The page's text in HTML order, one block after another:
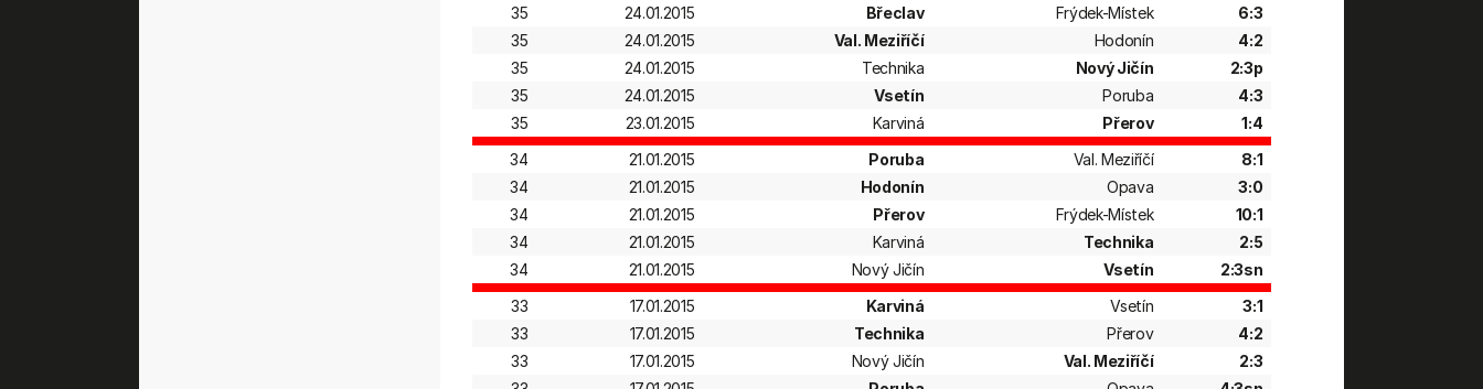
35
24.01.2015 Břeclav Frýdek-Místek
6:3
35
24.01.2015 Val. Meziříčí Hodonín
4:2
35
24.01.2015 Technika Nový Jičín
2:3p
35
24.01.2015 Vsetín Poruba
4:3
35
23.01.2015 Karviná Přerov
1:4
34
21.01.2015 Poruba Val. Meziříčí
8:1
34
21.01.2015 Hodonín Opava
3:0
34
21.01.2015 Přerov Frýdek-Místek
10:1
34
21.01.2015 Karviná Technika
2:5
34
21.01.2015 Nový Jičín Vsetín
2:3sn
33
17.01.2015 Karviná Vsetín
3:1
33
17.01.2015 Technika Přerov
4:2
33
17.01.2015 Nový Jičín Val. Meziříčí
2:3